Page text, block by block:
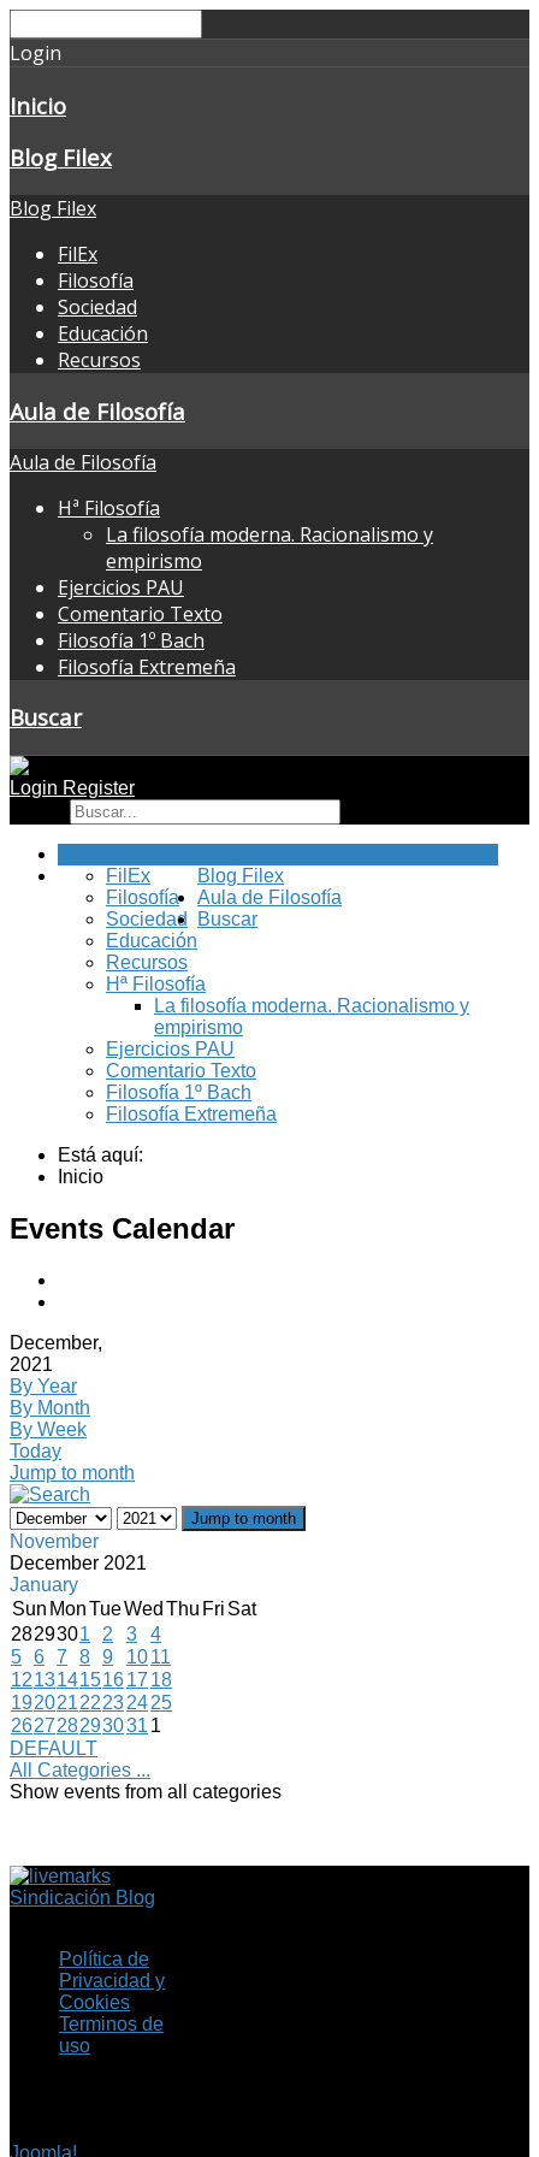
Login
Inicio
Blog Filex
Blog Filex
FilEx
Filosofía
Sociedad
Educación
Recursos
Aula de Filosofía
Aula de Filosofía
Hª Filosofía
La filosofía moderna. Racionalismo y
empirismo
Ejercicios PAU
Comentario Texto
Filosofía 1º Bach
Filosofía Extremeña
Buscar
Login Register
Blog Filex
FilEx
Filosofía
Sociedad
Educación
Recursos
Aula de Filosofía
Hª Filosofía
La filosofía moderna. Racionalismo y
empirismo
Ejercicios PAU
Comentario Texto
Filosofía 1º Bach
Filosofía Extremeña
Buscar
Está aquí:
Inicio
Events Calendar
December,
2021
By Year
By Month
By Week
Today
Jump to month
Jump to month
November
December 2021
January
Sun MonTueWed Thu Fri Sat
2829301 2 3
4
5 6 7 8 9 1011
121314151617 18
19202122232425
262728293031 1
DEFAULT
All Categories ...
Show events from all categories
Sindicación Blog
Política de
Privacidad y
Cookies
Terminos de
uso
Joomla!